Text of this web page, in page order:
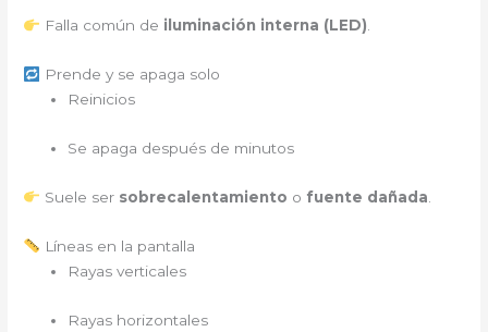
Falla común de iluminación interna (LED).
Prende y se apaga solo
Reinicios
Se apaga después de minutos
Suele ser sobrecalentamiento o fuente dañada
Líneas en la pantalla
Rayas verticales
Rayas horizontales